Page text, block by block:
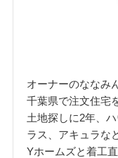
オーナーのななみ
千葉県で注文住宅
土地探しに2年、
ラス、アキュラな
Yホームズと着工